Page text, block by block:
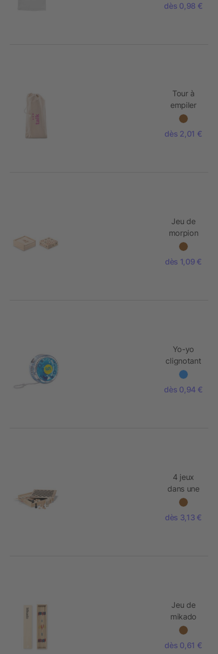
dès 0,98 €
Tour à
empiler
dans
pochette.
dès 2,01 €
Jeu de
morpion
en bois
dès 1,09 €
Yo-yo
clignotant
lumière
dès 0,94 €
4 jeux
dans une
boîte en
dès 3,13 €
Jeu de
mikado
dès 0,61 €